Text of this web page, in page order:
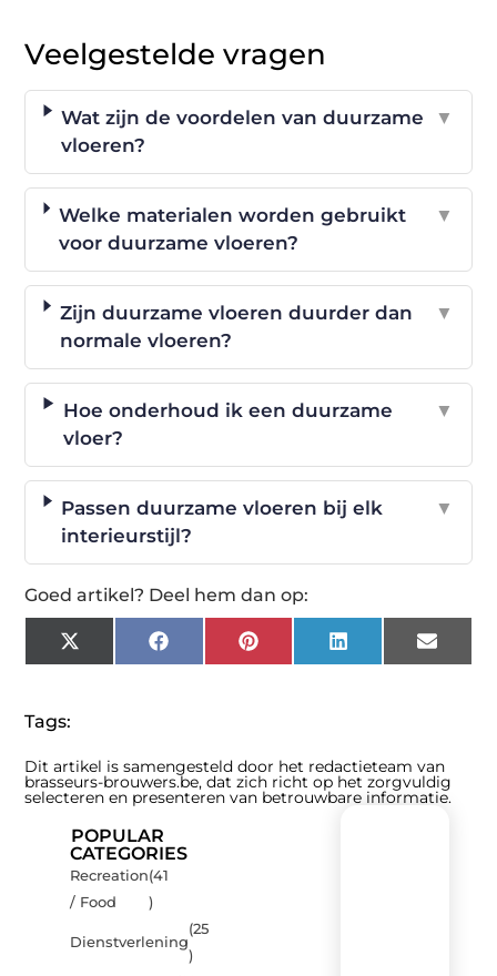
Veelgestelde vragen
Wat zijn de voordelen van duurzame
vloeren?
▼
Welke materialen worden gebruikt
voor duurzame vloeren?
▼
Zijn duurzame vloeren duurder dan
normale vloeren?
▼
Hoe onderhoud ik een duurzame
vloer?
▼
Passen duurzame vloeren bij elk
interieurstijl?
▼
Goed artikel? Deel hem dan op:
X
(Twitter)
FacebookPinterestLinkedInEmail
Tags:
Dit artikel is samengesteld door het redactieteam van
brasseurs-brouwers.be, dat zich richt op het zorgvuldig
selecteren en presenteren van betrouwbare informatie.
POPULAR
CATEGORIES
Recreation
/ Food
(41
)
Dienstverlening
(25
)